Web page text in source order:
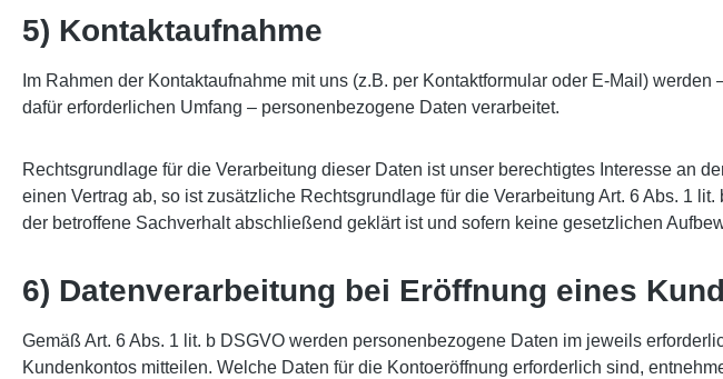
5) Kontaktaufnahme
Im Rahmen der Kontaktaufnahme mit uns (z.B. per Kontaktformular oder E-Mail)
dafür erforderlichen Umfang – personenbezogene Daten verarbeitet.
Rechtsgrundlage für die Verarbeitung dieser Daten ist unser berechtigtes Interesse an
einen Vertrag ab, so ist zusätzliche Rechtsgrundlage für die Verarbeitung Art. 6 Abs. 1
der betroffene Sachverhalt abschließend geklärt ist und sofern keine gesetzlichen
6) Datenverarbeitung bei Eröffnung eines
Gemäß Art. 6 Abs. 1 lit. b DSGVO werden personenbezogene Daten im jeweils
Kundenkontos mitteilen. Welche Daten für die Kontoeröffnung erforderlich sind,